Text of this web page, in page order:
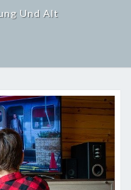
Und Alt